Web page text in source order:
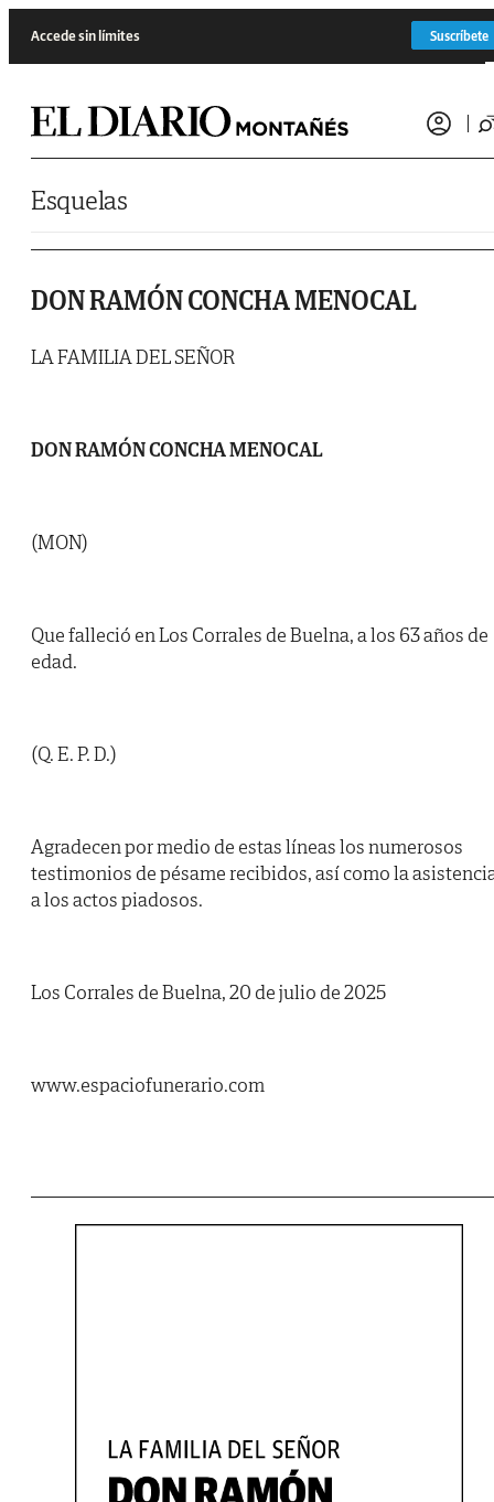
Accede sin límites Suscríbete
Esquelas
DON RAMÓN CONCHA MENOCAL
LA FAMILIA DEL SEÑOR
DON RAMÓN CONCHA MENOCAL
(MON)
Que falleció en Los Corrales de Buelna, a los 63 años de
edad.
(Q. E. P. D.)
Agradecen por medio de estas líneas los numerosos
testimonios de pésame recibidos, así como la
a los actos piadosos.
Los Corrales de Buelna, 20 de julio de 2025
www.espaciofunerario.com